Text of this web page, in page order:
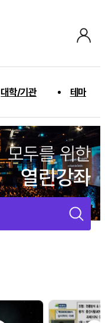
대학/기관 테마
모두를 위한
열린강좌